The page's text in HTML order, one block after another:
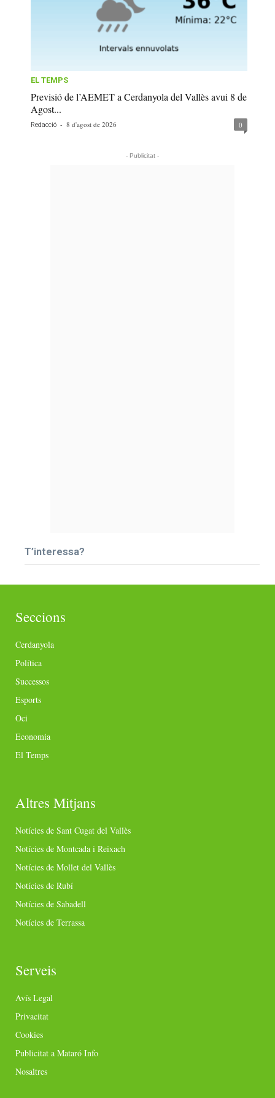
EL TEMPS
Previsió de l’AEMET a Cerdanyola del Vallès avui 8 de
Agost...
Redacció - 8 d'agost de 2026 0
- Publicitat -
T’interessa?
Seccions
Cerdanyola
Política
Successos
Esports
Oci
Economia
El Temps
Altres Mitjans
Notícies de Sant Cugat del Vallès
Notícies de Montcada i Reixach
Notícies de Mollet del Vallès
Notícies de Rubí
Notícies de Sabadell
Notícies de Terrassa
Serveis
Avís Legal
Privacitat
Cookies
Publicitat a Mataró Info
Nosaltres